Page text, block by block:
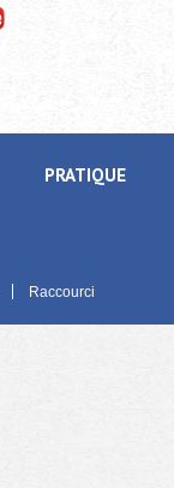
PRATIQUE
Raccourci